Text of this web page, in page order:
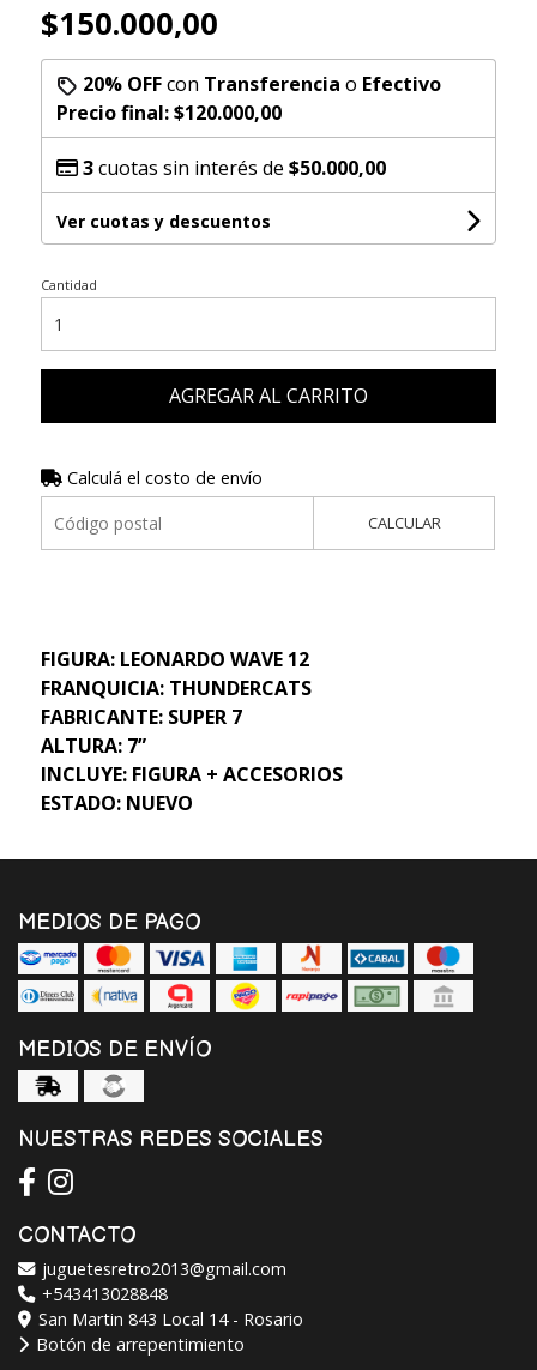
$150.000,00
20% OFFcon Transferencia o Efectivo
Precio final:$120.000,00
3cuotas sin interés de $50.000,00
Ver cuotas y descuentos
Cantidad
AGREGAR AL CARRITO
Calculá el costo de envío
CALCULAR
FIGURA: LEONARDO WAVE 12
FRANQUICIA: THUNDERCATS
FABRICANTE: SUPER 7
ALTURA: 7”
INCLUYE: FIGURA + ACCESORIOS
ESTADO: NUEVO
MEDIOS DE PAGO
MEDIOS DE ENVÍO
NUESTRAS REDES SOCIALES
CONTACTO
juguetesretro2013@gmail.com
+543413028848
San Martin 843 Local 14 - Rosario
Botón de arrepentimiento